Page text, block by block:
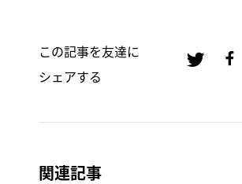
この記事を友達に
シェアする
関連記事